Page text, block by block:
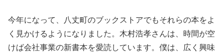
今年になって、八丈町のブックストアでもそれらの本をよ
く見かけるようになりました。木村浩孝さんは、時間が空
けば会社事業の新書本を愛読しています。僕は、広く興味